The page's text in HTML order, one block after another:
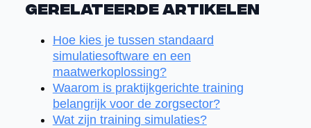
Gerelateerde artikelen
Hoe kies je tussen standaard
simulatiesoftware en een
maatwerkoplossing?
Waarom is praktijkgerichte training
belangrijk voor de zorgsector?
Wat zijn training simulaties?